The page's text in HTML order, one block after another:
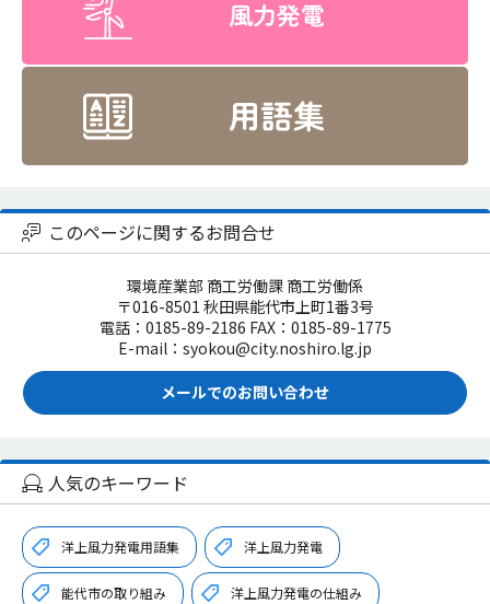
このページに関するお問合せ
環境産業部 商工労働課 商工労働係
〒016-8501 秋田県能代市上町1番3号
電話：0185-89-2186 FAX：0185-89-1775
E-mail：syokou@city.noshiro.lg.jp
メールでのお問い合わせ
人気のキーワード
洋上風力発電用語集 洋上風力発電
能代市の取り組み 洋上風力発電の仕組み